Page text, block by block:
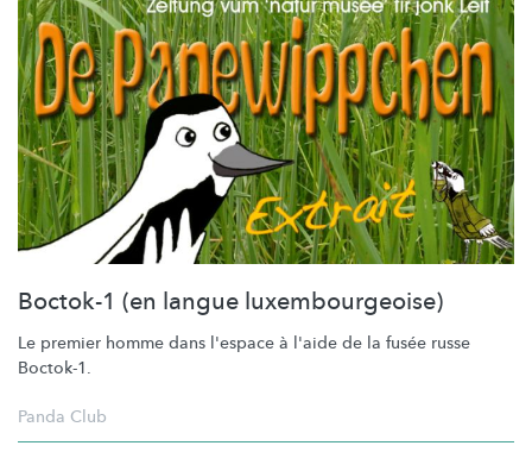
Boctok-1 (en langue luxembourgeoise)
Le premier homme dans l'espace à l'aide de la fusée russe
Boctok-1.
Panda Club